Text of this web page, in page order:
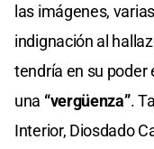
las imágenes,
indignación al
tendría en su poder
una “vergüenza”.
Interior, Diosdado